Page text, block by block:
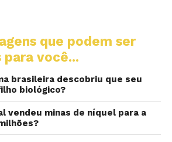
que podem ser
você...
brasileira descobriu que seu
biológico?
vendeu minas de níquel para a